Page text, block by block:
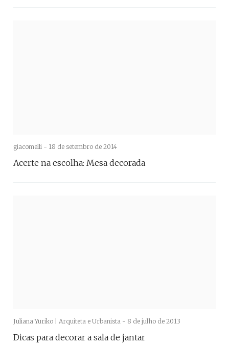
giacomelli - 18 de setembro de 2014
Acerte na escolha: Mesa decorada
Juliana Yuriko | Arquiteta e Urbanista - 8 de julho de 2013
Dicas para decorar a sala de jantar